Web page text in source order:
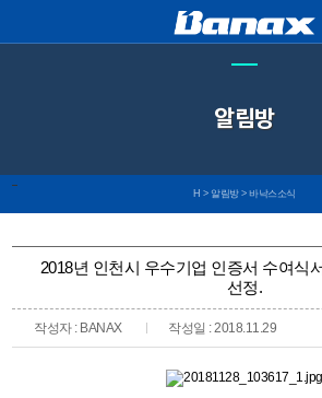
알림방
H > 알림방 > 바낙스소식
2018년 인천시 우수기업 인증서 수여식
선정.
작성자 : BANAX 작성일 : 2018.11.29